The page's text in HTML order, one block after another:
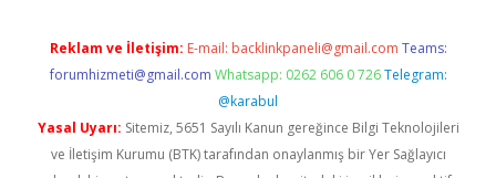
Reklam ve İletişim: E-mail: backlinkpaneli@gmail.com Teams:
forumhizmeti@gmail.com Whatsapp: 0262 606 0 726 Telegram:
@karabul
Yasal Uyarı: Sitemiz, 5651 Sayılı Kanun gereğince Bilgi Teknolojileri
ve İletişim Kurumu (BTK) tarafından onaylanmış bir Yer Sağlayıcı